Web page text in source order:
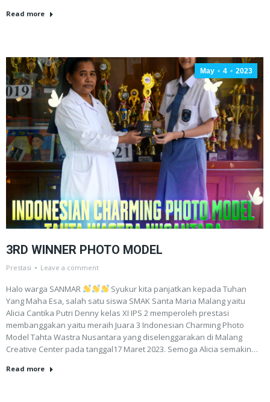
Read more
May 4 2023
3RD WINNER PHOTO MODEL
Prestasi Leave a comment
Halo warga SANMAR
Syukur kita panjatkan kepada Tuhan
Yang Maha Esa, salah satu siswa SMAK Santa Maria Malang yaitu
Alicia Cantika Putri Denny kelas XI IPS 2 memperoleh prestasi
membanggakan yaitu meraih Juara 3 Indonesian Charming Photo
Model Tahta Wastra Nusantara yang diselenggarakan di Malang
Creative Center pada tanggal17 Maret 2023. Semoga Alicia semakin…
Read more